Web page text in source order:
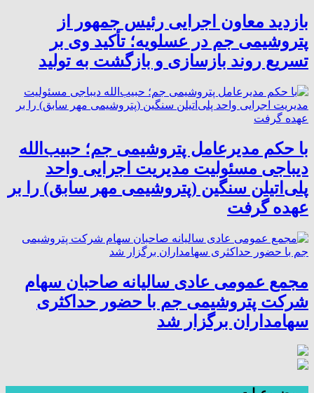
بازدید معاون اجرایی رئیس جمهور از
پتروشیمی جم در عسلویه؛ تأکید وی بر
تسریع روند بازسازی و بازگشت به تولید
با حکم مدیرعامل پتروشیمی جم؛ حبیب‌الله
دیباجی مسئولیت مدیریت اجرایی واحد
پلی‌اتیلن سنگین (پتروشیمی مهر سابق) را بر
عهده گرفت
مجمع عمومی عادی سالیانه صاحبان سهام
شرکت پتروشیمی جم با حضور حداکثری
سهامداران برگزار شد